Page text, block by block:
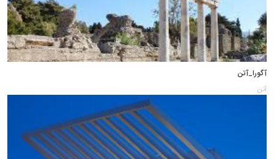
آگورا_آتن
آتن